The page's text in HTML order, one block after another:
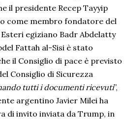
il presidente Recep Tayyip
come membro fondatore del
egiziano Badr Abdelatty
Fattah al-Sisi è stato
il Consiglio di pace è previsto
Consiglio di Sicurezza
tutti i documenti ricevuti”,
argentino Javier Milei ha
di invito inviata da Trump, in